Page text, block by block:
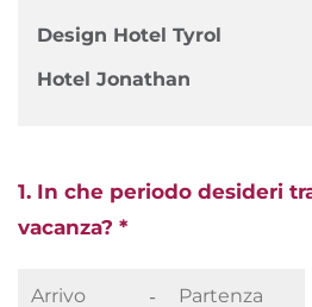
Design Hotel Tyrol
Hotel Jonathan
1. In che periodo desideri
vacanza? *
-